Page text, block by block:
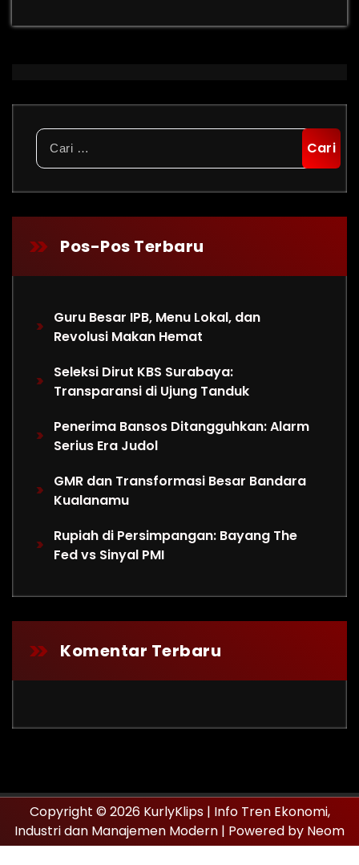
Cari
untuk:
Pos-Pos Terbaru
Guru Besar IPB, Menu Lokal, dan
Revolusi Makan Hemat
Seleksi Dirut KBS Surabaya:
Transparansi di Ujung Tanduk
Penerima Bansos Ditangguhkan: Alarm
Serius Era Judol
GMR dan Transformasi Besar Bandara
Kualanamu
Rupiah di Persimpangan: Bayang The
Fed vs Sinyal PMI
Komentar Terbaru
Copyright © 2026 KurlyKlips | Info Tren Ekonomi,
Industri dan Manajemen Modern | Powered by Neom